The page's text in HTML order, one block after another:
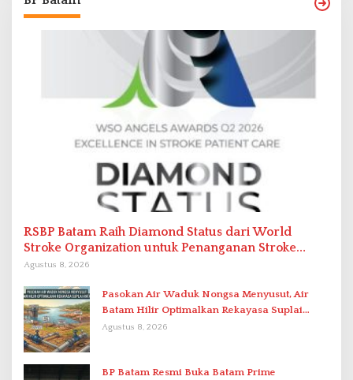
RSBP Batam Raih Diamond Status dari World
Stroke Organization untuk Penanganan Stroke
Berstandar Internasional
Agustus 8, 2026
Pasokan Air Waduk Nongsa Menyusut, Air
Batam Hilir Optimalkan Rekayasa Suplai
Antar-IPAM
Agustus 8, 2026
BP Batam Resmi Buka Batam Prime